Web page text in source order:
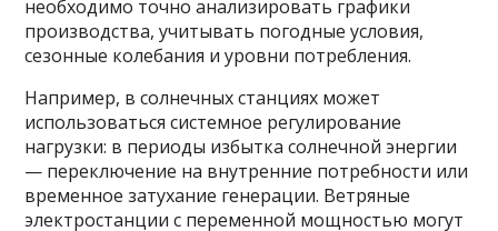
необходимо точно анализировать графики
производства, учитывать погодные условия,
сезонные колебания и уровни потребления.
Например, в солнечных станциях может
использоваться системное регулирование
нагрузки: в периоды избытка солнечной энергии
— переключение на внутренние потребности или
временное затухание генерации. Ветряные
электростанции с переменной мощностью могут